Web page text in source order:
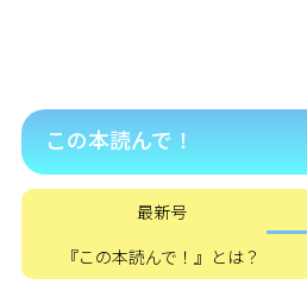
この本読んで！
最新号
『この本読んで！』とは？